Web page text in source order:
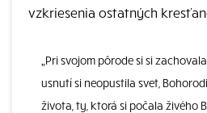
vzkriesenia ostatných
„Pri svojom pôrode si si
usnutí si neopustila svet,
života, ty, ktorá si počala živého